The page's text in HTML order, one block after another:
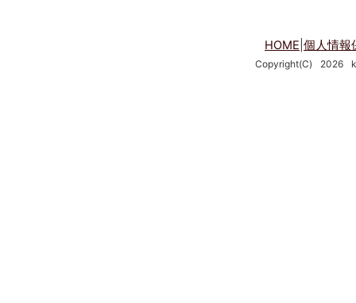
HOME 個人情報
Copyright(C) 2026